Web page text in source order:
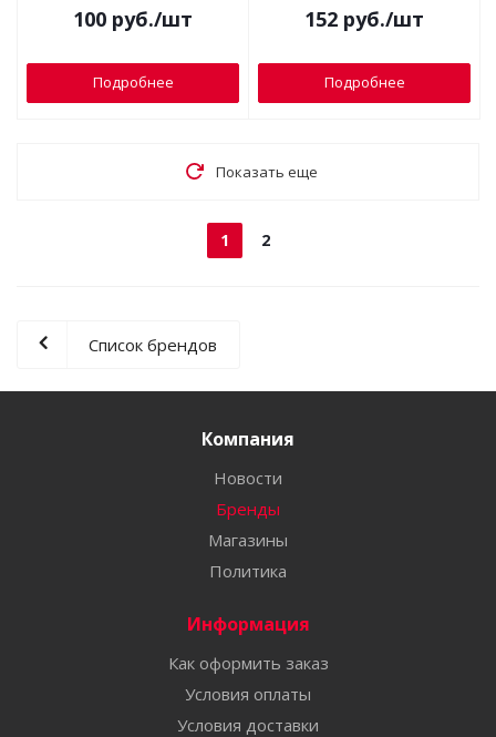
100 руб./шт
Подробнее
152 руб./шт
Подробнее
Показать еще
1 2
Список брендов
Компания
Новости
Бренды
Магазины
Политика
Информация
Как оформить заказ
Условия оплаты
Условия доставки